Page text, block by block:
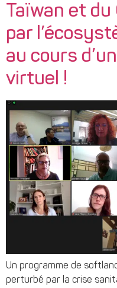
Taïwan et
par
au cours
virtuel !
Un programme de
perturbé par la crise